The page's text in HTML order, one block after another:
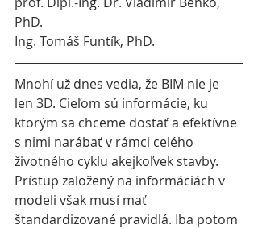
PhD.
Ing. Tomáš Funtík, PhD.
Mnohí už dnes vedia, že BIM nie je
len 3D. Cieľom sú informácie, ku
ktorým sa chceme dostať a efektívne
s nimi narábať v rámci celého
životného cyklu akejkoľvek stavby.
Prístup založený na informáciách v
modeli však musí mať
štandardizované pravidlá. Iba potom